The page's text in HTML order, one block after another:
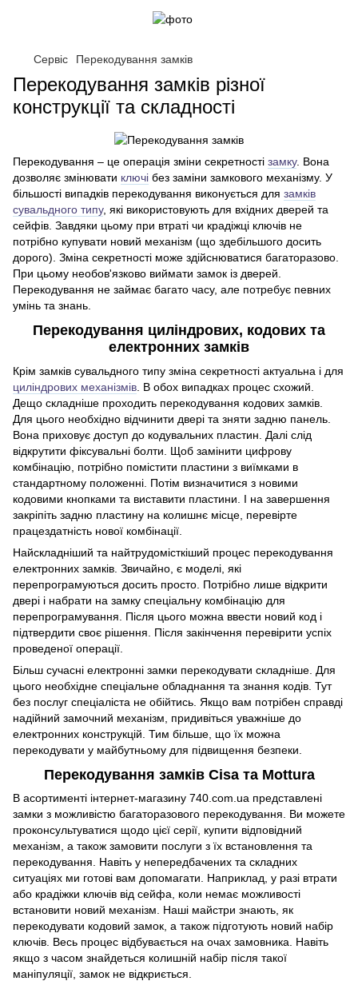
Сервіс Перекодування замків
Перекодування замків різної
конструкції та складності
Перекодування – це операція зміни секретності замку. Вона
дозволяє змінювати ключі без заміни замкового механізму. У
більшості випадків перекодування виконується для замків
сувальдного типу, які використовують для вхідних дверей та
сейфів. Завдяки цьому при втраті чи крадіжці ключів не
потрібно купувати новий механізм (що здебільшого досить
дорого). Зміна секретності може здійснюватися багаторазово.
При цьому необов'язково виймати замок із дверей.
Перекодування не займає багато часу, але потребує певних
умінь та знань.
Перекодування циліндрових, кодових та
електронних замків
Крім замків сувальдного типу зміна секретності актуальна і для
циліндрових механізмів . В обох випадках процес схожий.
Дещо складніше проходить перекодування кодових замків.
Для цього необхідно відчинити двері та зняти задню панель.
Вона приховує доступ до кодувальних пластин. Далі слід
відкрутити фіксувальні болти. Щоб замінити цифрову
комбінацію, потрібно помістити пластини з виїмками в
стандартному положенні. Потім визначитися з новими
кодовими кнопками та виставити пластини. І на завершення
закріпіть задню пластину на колишнє місце, перевірте
працездатність нової комбінації.
Найскладніший та найтрудомісткіший процес перекодування
електронних замків. Звичайно, є моделі, які
перепрограмуються досить просто. Потрібно лише відкрити
двері і набрати на замку спеціальну комбінацію для
перепрограмування. Після цього можна ввести новий код і
підтвердити своє рішення. Після закінчення перевірити успіх
проведеної операції.
Більш сучасні електронні замки перекодувати складніше. Для
цього необхідне спеціальне обладнання та знання кодів. Тут
без послуг спеціаліста не обійтись. Якщо вам потрібен справді
надійний замочний механізм, придивіться уважніше до
електронних конструкцій. Тим більше, що їх можна
перекодувати у майбутньому для підвищення безпеки.
Перекодування замків Cisa та Mottura
В асортименті інтернет-магазину 740.com.ua представлені
замки з можливістю багаторазового перекодування. Ви можете
проконсультуватися щодо цієї серії, купити відповідний
механізм, а також замовити послуги з їх встановлення та
перекодування. Навіть у непередбачених та складних
ситуаціях ми готові вам допомагати. Наприклад, у разі втрати
або крадіжки ключів від сейфа, коли немає можливості
встановити новий механізм. Наші майстри знають, як
перекодувати кодовий замок, а також підготують новий набір
ключів. Весь процес відбувається на очах замовника. Навіть
якщо з часом знайдеться колишній набір після такої
маніпуляції, замок не відкриється.